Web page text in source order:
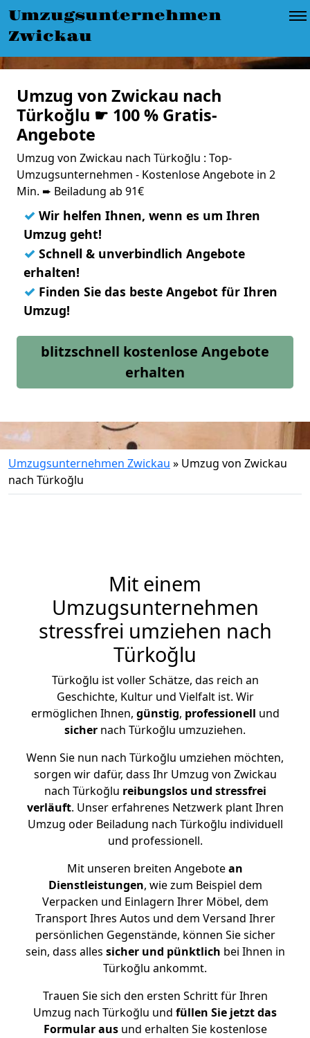
Umzugsunternehmen
Zwickau
Umzug von Zwickau nach
Türkoğlu ☛ 100 % Gratis-
Angebote
Umzug von Zwickau nach Türkoğlu : Top-
Umzugsunternehmen - Kostenlose Angebote in 2
Min. ➨ Beiladung ab 91€
✓ Wir helfen Ihnen, wenn es um Ihren
Umzug geht!
✓ Schnell & unverbindlich Angebote
erhalten!
✓ Finden Sie das beste Angebot für Ihren
Umzug!
blitzschnell kostenlose Angebote
erhalten
Umzugsunternehmen Zwickau » Umzug von Zwickau
nach Türkoğlu
Mit einem
Umzugsunternehmen
stressfrei umziehen nach
Türkoğlu
Türkoğlu ist voller Schätze, das reich an
Geschichte, Kultur und Vielfalt ist. Wir
ermöglichen Ihnen, günstig, professionell und
sicher nach Türkoğlu umzuziehen.
Wenn Sie nun nach Türkoğlu umziehen möchten,
sorgen wir dafür, dass Ihr Umzug von Zwickau
nach Türkoğlu reibungslos und stressfrei
verläuft. Unser erfahrenes Netzwerk plant Ihren
Umzug oder Beiladung nach Türkoğlu individuell
und professionell.
Mit unseren breiten Angebotean
Dienstleistungen, wie zum Beispiel dem
Verpacken und Einlagern Ihrer Möbel, dem
Transport Ihres Autos und dem Versand Ihrer
persönlichen Gegenstände, können Sie sicher
sein, dass alles sicher und pünktlich bei Ihnen in
Türkoğlu ankommt.
Trauen Sie sich den ersten Schritt für Ihren
Umzug nach Türkoğlu und füllen Sie jetzt das
Formular ausund erhalten Sie kostenlose